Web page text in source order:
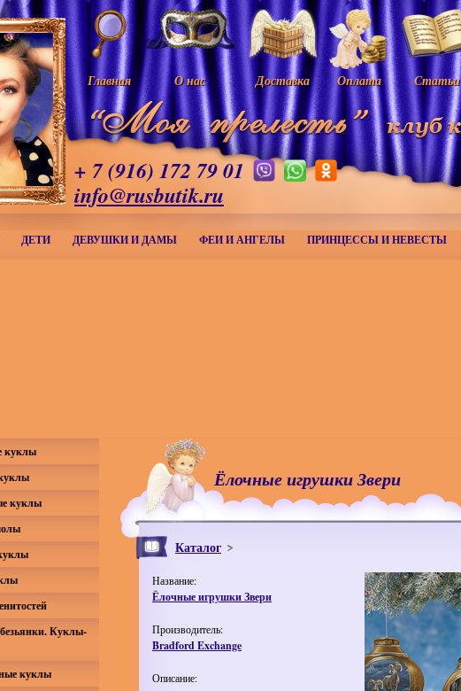
Главная О нас Доставка Оплата Статьи
+ 7 (916) 172 79 01
info@rusbutik.ru
ДЕТИ ДЕВУШКИ И ДАМЫ ФЕИ И АНГЕЛЫ ПРИНЦЕССЫ И НЕВЕСТЫ
Ёлочные игрушки Звери
Каталог
Название:
Ёлочные игрушки Звери
Производитель:
Bradford Exchange
Описание:
куклы
куклы
Куклы-
куклы